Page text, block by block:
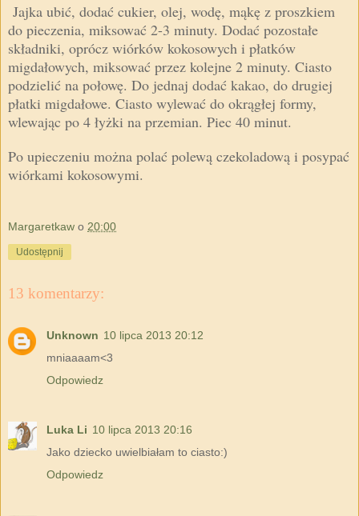
Jajka ubić, dodać cukier, olej, wodę, mąkę z proszkiem
do pieczenia, miksować 2-3 minuty. Dodać pozostałe
składniki, oprócz wiórków kokosowych i płatków
migdałowych, miksować przez kolejne 2 minuty. Ciasto
podzielić na połowę. Do jednaj dodać kakao, do drugiej
płatki migdałowe. Ciasto wylewać do okrągłej formy,
wlewając po 4 łyżki na przemian. Piec 40 minut.
Po upieczeniu można polać polewą czekoladową i posypać
wiórkami kokosowymi.
Margaretkaw o 20:00
Udostępnij
13 komentarzy:
Unknown 10 lipca 2013 20:12
mniaaaam<3
Odpowiedz
Luka Li 10 lipca 2013 20:16
Jako dziecko uwielbiałam to ciasto:)
Odpowiedz